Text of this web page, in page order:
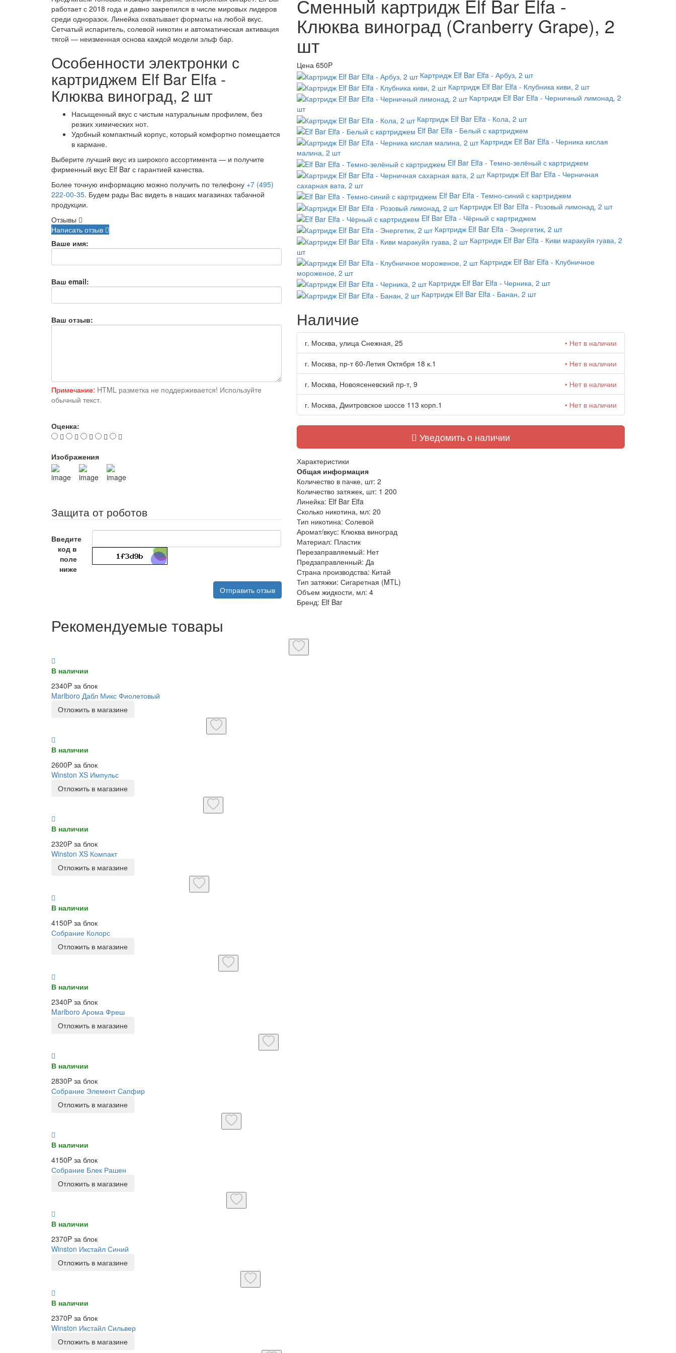
работает с 2018 года и давно закрепился в числе мировых лидеров
среди одноразок. Линейка охватывает форматы на любой вкус.
Сетчатый испаритель, солевой никотин и автоматическая активация
тягой — неизменная основа каждой модели эльф бар.
Особенности электронки с
картриджем Elf Bar Elfa -
Клюква виноград, 2 шт
Насыщенный вкус с чистым натуральным профилем, без
резких химических нот.
Удобный компактный корпус, который комфортно помещается
в кармане.
Выберите лучший вкус из широкого ассортимента — и получите
фирменный вкус Elf Bar с гарантией качества.
Более точную информацию можно получить по телефону +7 (495)
222-00-35. Будем рады Вас видеть в наших магазинах табачной
продукции.
Отзывы
Написать отзыв
Ваше имя:
Ваш email:
Ваш отзыв:
Примечание: HTML разметка не поддерживается! Используйте
обычный текст.
Оценка:
Изображения
Защита от роботов
Введите
код в
поле
ниже
Отправить отзыв
Сменный картридж Elf Bar Elfa -
Клюква виноград (Cranberry Grape), 2
шт
Цена 650P
Картридж Elf Bar Elfa - Арбуз, 2 шт
Картридж Elf Bar Elfa - Клубника киви, 2 шт
Картридж Elf Bar Elfa - Черничный лимонад, 2
шт
Картридж Elf Bar Elfa - Кола, 2 шт
Elf Bar Elfa - Белый с картриджем
Картридж Elf Bar Elfa - Черника кислая
малина, 2 шт
Elf Bar Elfa - Темно-зелёный с картриджем
Картридж Elf Bar Elfa - Черничная
сахарная вата, 2 шт
Elf Bar Elfa - Темно-синий с картриджем
Картридж Elf Bar Elfa - Розовый лимонад, 2 шт
Elf Bar Elfa - Чёрный с картриджем
Картридж Elf Bar Elfa - Энергетик, 2 шт
Картридж Elf Bar Elfa - Киви маракуйя гуава, 2
шт
Картридж Elf Bar Elfa - Клубничное
мороженое, 2 шт
Картридж Elf Bar Elfa - Черника, 2 шт
Картридж Elf Bar Elfa - Банан, 2 шт
Наличие
г. Москва, улица Снежная, 25 • Нет в наличии
г. Москва, пр-т 60-Летия Октября 18 к.1 • Нет в наличии
г. Москва, Новоясеневский пр-т, 9 • Нет в наличии
г. Москва, Дмитровское шоссе 113 корп.1 • Нет в наличии
Уведомить о наличии
Характеристики
Общая информация
Количество в пачке, шт: 2
Количество затяжек, шт: 1 200
Линейка: Elf Bar Elfa
Сколько никотина, мл: 20
Тип никотина: Солевой
Аромат/вкус: Клюква виноград
Материал: Пластик
Перезаправляемый: Нет
Предзаправленный: Да
Страна производства: Китай
Тип затяжки: Сигаретная (MTL)
Объем жидкости, мл: 4
Бренд: Elf Bar
Рекомендуемые товары
В наличии
2340P за блок
Marlboro Дабл Микс Фиолетовый
Отложить в магазине
В наличии
2600P за блок
Winston XS Импульс
Отложить в магазине
В наличии
2320P за блок
Winston XS Компакт
Отложить в магазине
В наличии
4150P за блок
Собрание Колорс
Отложить в магазине
В наличии
2340P за блок
Marlboro Арома Фреш
Отложить в магазине
В наличии
2830P за блок
Собрание Элемент Сапфир
Отложить в магазине
В наличии
4150P за блок
Собрание Блек Рашен
Отложить в магазине
В наличии
2370P за блок
Winston Икстайл Синий
Отложить в магазине
В наличии
2370P за блок
Winston Икстайл Сильвер
Отложить в магазине